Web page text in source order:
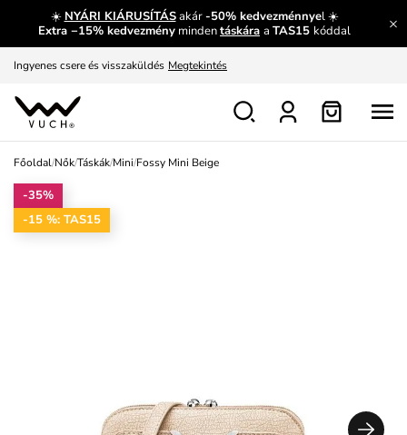
☀️ NYÁRI KIÁRUSÍTÁSakár-50% kedvezménnyel ☀️
Extra −15% kedvezmény mindentáskára a TAS15 kóddal
Meríts ihletet Mutatni
Ingyenes csere és visszaküldés Megtekintés
Főoldal/Nők/Táskák/Mini/Fossy Mini Beige
-35%
-15 %: TAS15